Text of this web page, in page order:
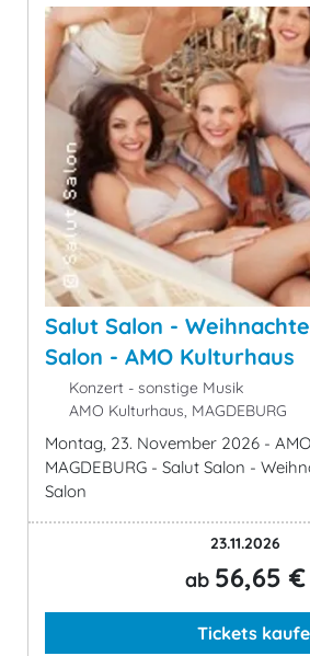
Salut Salon -
Salon - AMO Kulturhaus
Konzert - sonstige Musik
AMO Kulturhaus, MAGDEBURG
Montag, 23. November 2026 -
MAGDEBURG - Salut Salon -
Salon
23.11.2026
ab 56,65 €
Tickets